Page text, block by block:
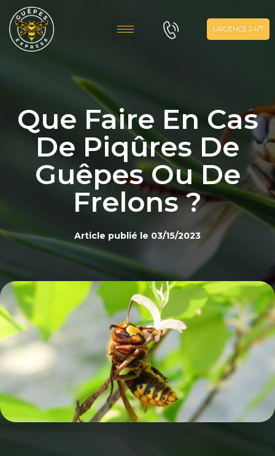
URGENCE 24/7
Que Faire En Cas
De Piqûres De
Guêpes Ou De
Frelons ?
Article publié le 03/15/2023